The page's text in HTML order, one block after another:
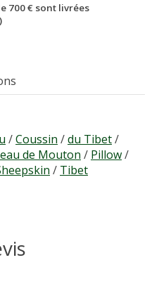
700 € sont livrées
/Coussin /du Tibet/
de Mouton / Pillow/
/ Tibet